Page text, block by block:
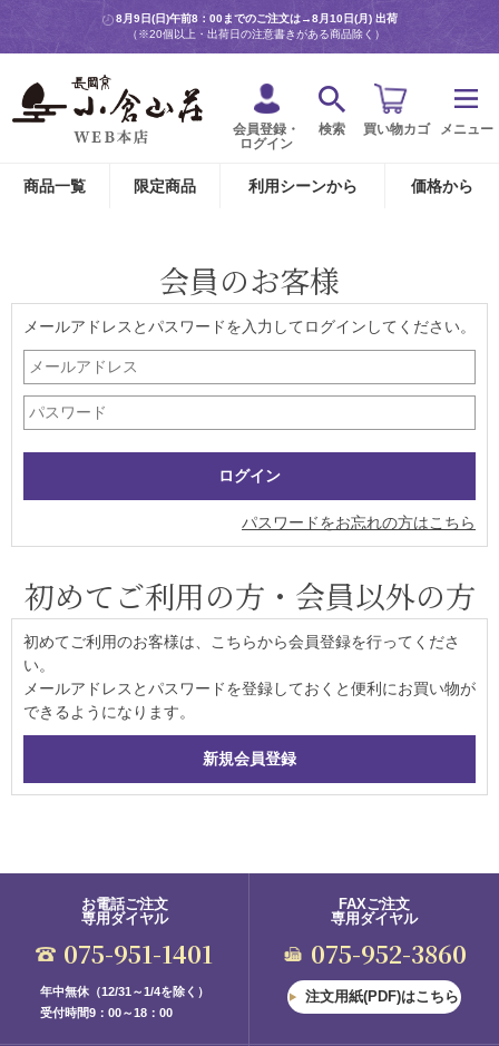
8月9日(日)午前8：00までのご注文は→8月10日(月) 出荷
（※20個以上・出荷日の注意書きがある商品除く）
会員登録・
ログイン
検索 買い物カゴ メニュー
商品一覧 限定商品 利用シーンから 価格から
会員のお客様
メールアドレスとパスワードを入力してログインしてください。
パスワードをお忘れの方はこちら
初めてご利用の方・会員以外の方
初めてご利用のお客様は、こちらから会員登録を行ってくださ
い。
メールアドレスとパスワードを登録しておくと便利にお買い物が
できるようになります。
お電話ご注文
専用ダイヤル
075-951-1401
年中無休（12/31～1/4を除く）
受付時間9：00～18：00
FAXご注文
専用ダイヤル
075-952-3860
注文用紙(PDF)はこちら